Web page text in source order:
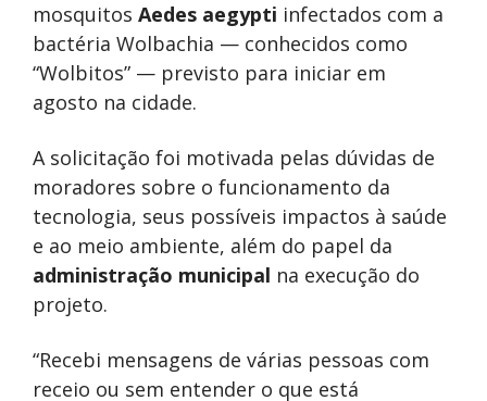
mosquitos Aedes aegypti infectados com a
bactéria Wolbachia — conhecidos como
“Wolbitos” — previsto para iniciar em
agosto na cidade.
A solicitação foi motivada pelas dúvidas de
moradores sobre o funcionamento da
tecnologia, seus possíveis impactos à saúde
e ao meio ambiente, além do papel da
administração municipal na execução do
projeto.
“Recebi mensagens de várias pessoas com
receio ou sem entender o que está